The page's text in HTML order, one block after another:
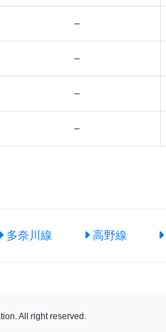
－
－
－
－
多奈川線 高野線
All right reserved.